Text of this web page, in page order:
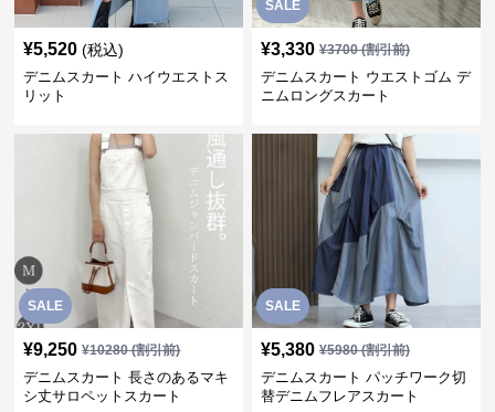
¥5,520 (税込)
デニムスカート ハイウエストス
リット
SALE
¥3,330 ¥3700(割引前)
デニムスカート ウエストゴム デ
ニムロングスカート
SALE
¥9,250 ¥10280(割引前)
デニムスカート 長さのあるマキ
シ丈サロペットスカート
SALE
¥5,380 ¥5980(割引前)
デニムスカート パッチワーク切
替デニムフレアスカート